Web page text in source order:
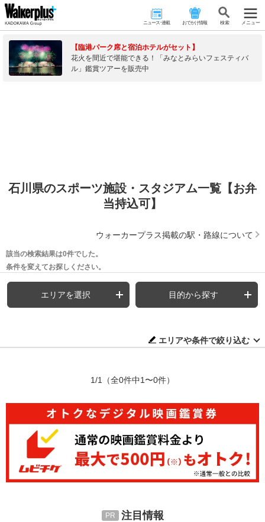
ニュース･連載 おでかけ情報 検 索 メニュー
【臨港パーク席と宿泊ホテルがセット】
花火を間近で堪能できる！「みなとみらいフェスティバ
ル」鑑賞ツアーを販売中
石川県のスポーツ施設・スタジアム一覧【お弁
当持込可】
ウォーカープラス掲載の駅・路線について
該当の検索結果は0件でした。
条件を変えてお探しください。
エリアを選択 目的から探す
エリアや条件で絞り込む
1/1 （全0件中1〜0件）
注目情報